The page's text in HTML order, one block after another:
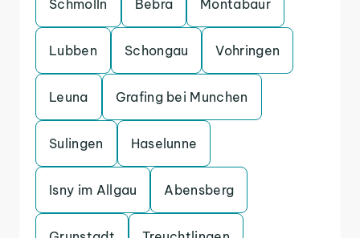
Schmolln Bebra Montabaur
Lubben Schongau Vohringen
Leuna Grafing bei Munchen
Sulingen Haselunne
Isny im Allgau Abensberg